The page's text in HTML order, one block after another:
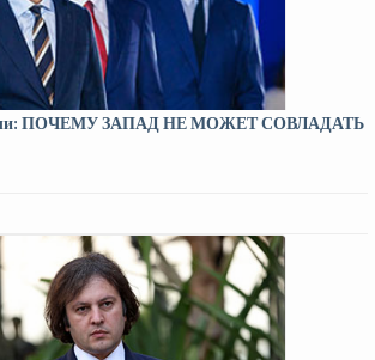
ПОЧЕМУ ЗАПАД НЕ МОЖЕТ СОВЛАДАТЬ